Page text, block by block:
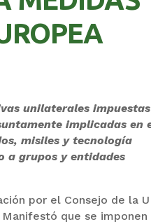
unilaterales
implicadas en
misiles y tecnología
a grupos y entidades
por el Consejo de la
que se imponen